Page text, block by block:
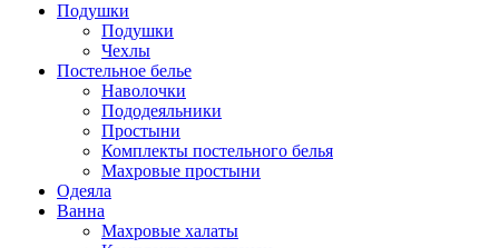
Подушки
Подушки
Чехлы
Постельное белье
Наволочки
Пододеяльники
Простыни
Комплекты постельного белья
Махровые простыни
Одеяла
Ванна
Махровые халаты